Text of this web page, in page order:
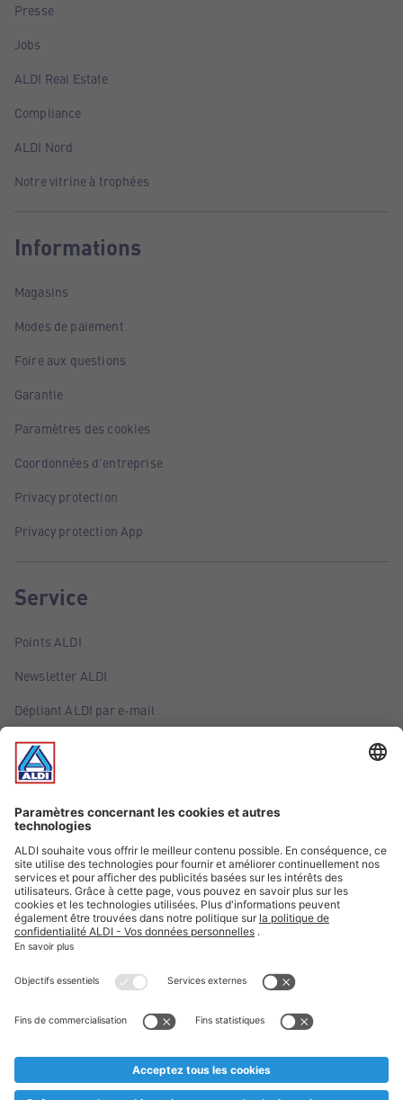
Presse
Jobs
ALDI Real Estate
Compliance
ALDI Nord
Notre vitrine à trophées
Informations
Magasins
Modes de paiement
Foire aux questions
Garantie
Paramètres des cookies
Coordonnées d'entreprise
Privacy protection
Privacy protection App
Service
Points ALDI
Newsletter ALDI
Dépliant ALDI par e-mail
Offres
Infos essentielles
Suivez ALDI Belgique
Textes marqués d'un astérisque et mentions légales
* Nous vendons ces articles temporairement et jusqu'à
au cas où, malgré le planning bien étudié, nous serions
prématurément en rupture de stock. Prix Recupel et TVA incl.
** Sur ce site, l’utilisation de la forme masculine a été adoptée